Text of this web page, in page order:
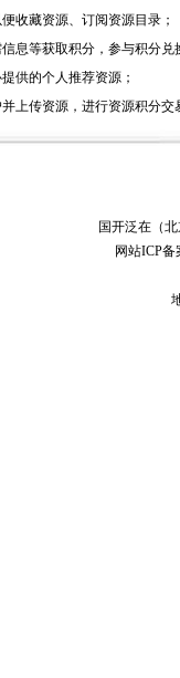
收藏资源、订阅资源目录；
息等获取积分，参与积分兑
供的个人推荐资源；
上传资源，进行资源积分交